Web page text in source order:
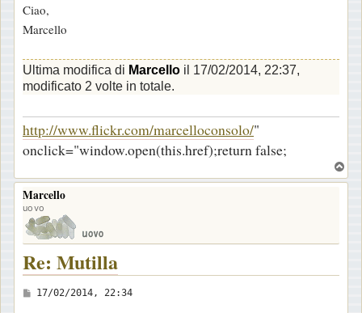
Ciao,
Marcello
Ultima modifica di Marcello il 17/02/2014, 22:37,
modificato 2 volte in totale.
http://www.flickr.com/marcelloconsolo/"
onclick="window.open(this.href);return false;
o
Marcello
uovo
Re: Mutilla
M
17/02/2014, 22:34